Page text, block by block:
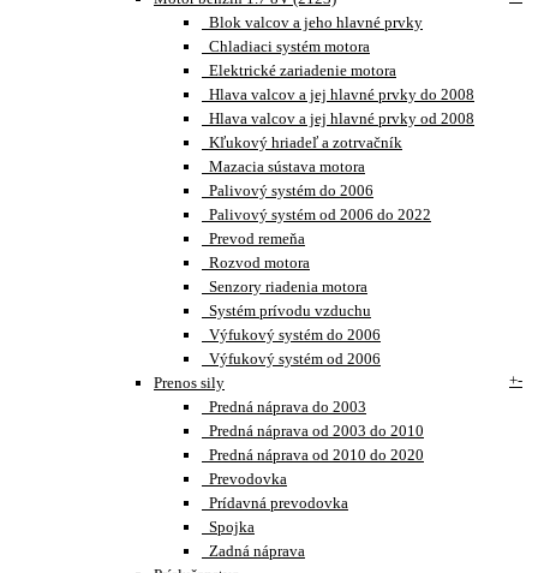
Blok valcov a jeho hlavné prvky
Chladiaci systém motora
Elektrické zariadenie motora
Hlava valcov a jej hlavné prvky do 2008
Hlava valcov a jej hlavné prvky od 2008
Kľukový hriadeľ a zotrvačník
Mazacia sústava motora
Palivový systém do 2006
Palivový systém od 2006 do 2022
Prevod remeňa
Rozvod motora
Senzory riadenia motora
Systém prívodu vzduchu
Výfukový systém do 2006
Výfukový systém od 2006
Prenos sily
+-
Predná náprava do 2003
Predná náprava od 2003 do 2010
Predná náprava od 2010 do 2020
Prevodovka
Prídavná prevodovka
Spojka
Zadná náprava